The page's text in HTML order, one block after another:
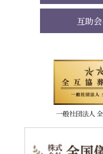
互助
一般社団法人